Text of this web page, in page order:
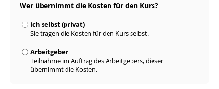
Wer übernimmt die Kosten für den Kurs?
ich selbst (privat)
Sie tragen die Kosten für den Kurs selbst.
Arbeitgeber
Teilnahme im Auftrag des Arbeitgebers, dieser
übernimmt die Kosten.